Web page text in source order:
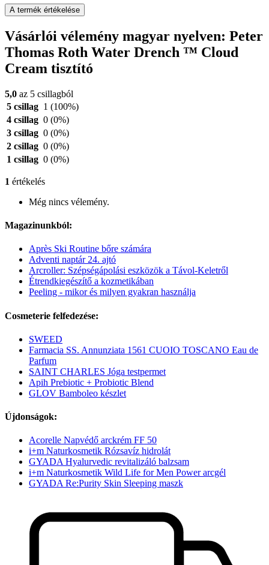
A termék értékelése
Vásárlói vélemény magyar nyelven: Peter
Thomas Roth Water Drench ™ Cloud
Cream tisztító
5,0 az 5 csillagból
5 csillag 1 (100%)
4 csillag 0 (0%)
3 csillag 0 (0%)
2 csillag 0 (0%)
1 csillag 0 (0%)
1 értékelés
Még nincs vélemény.
Magazinunkból:
Après Ski Routine bőre számára
Adventi naptár 24. ajtó
Arcroller: Szépségápolási eszközök a Távol-Keletről
Étrendkiegészítő a kozmetikában
Peeling - mikor és milyen gyakran használja
Cosmeterie felfedezése:
SWEED
Farmacia SS. Annunziata 1561 CUOIO TOSCANO Eau de
Parfum
SAINT CHARLES Jóga testpermet
Apih Prebiotic + Probiotic Blend
GLOV Bamboleo készlet
Újdonságok:
Acorelle Napvédő arckrém FF 50
i+m Naturkosmetik Rózsavíz hidrolát
GYADA Hyalurvedic revitalizáló balzsam
i+m Naturkosmetik Wild Life for Men Power arcgél
GYADA Re:Purity Skin Sleeping maszk